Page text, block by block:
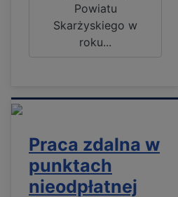
Powiatu
Skarżyskiego w
roku...
Praca zdalna w
punktach
nieodpłatnej